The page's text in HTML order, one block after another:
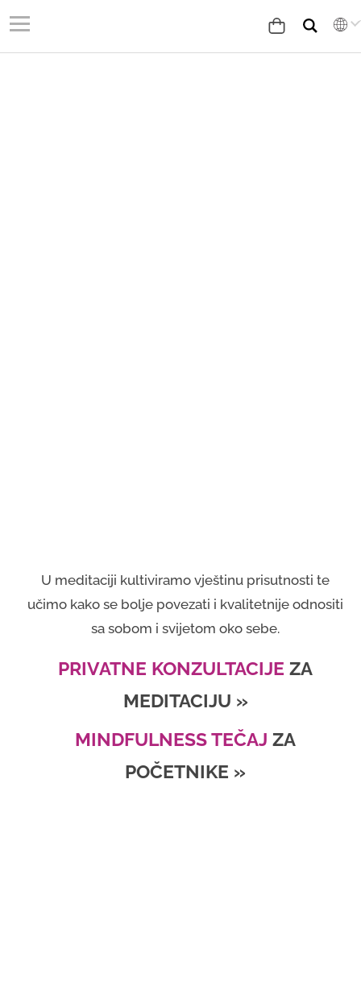
U meditaciji kultiviramo vještinu prisutnosti te
učimo kako se bolje povezati i kvalitetnije odnositi
sa sobom i svijetom oko sebe.
PRIVATNE KONZULTACIJE ZA
MEDITACIJU »
MINDFULNESS TEČAJ ZA
POČETNIKE »